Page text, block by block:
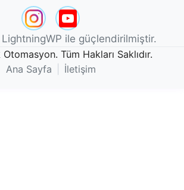
ile güçlendirilmiştir.
Tüm Hakları Saklıdır.
Ana Sayfa
İletişim